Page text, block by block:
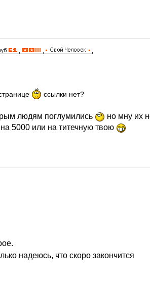
ссылки нет?
людям поглумились
но мну их
5000 или на титечную твою
надеюсь, что скоро закончится